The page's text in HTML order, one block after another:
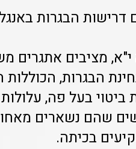
הבגרות
י"א, מציבים אתגרים
הבגרות,
ביטוי בעל פה,
שהם נשארים
בכיתה.